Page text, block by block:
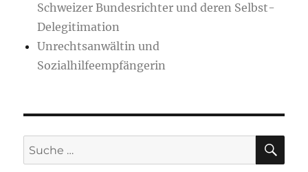
Schweizer Bundesrichter und deren Selbst-
Delegitimation
Unrechtsanwältin und
Sozialhilfeempfängerin
Suche
nach: